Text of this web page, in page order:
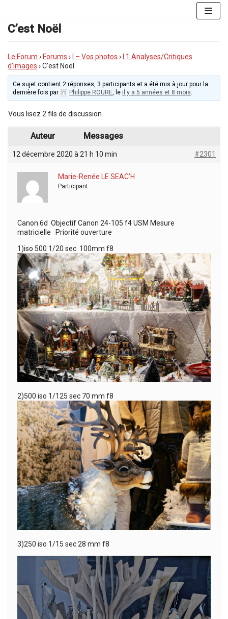
au
contenu
C’est Noël
Le Forum › Forums › I – Vos photos ›
I.1 Analyses/Critiques
d’images ›C’est Noël
Ce sujet contient 2 réponses, 3 participants et a été mis à jour pour la
dernière fois par
Philippe ROURE, le il y a 5 années et 8 mois.
Vous lisez 2 fils de discussion
Auteur Messages
12 décembre 2020 à 21 h 10 min #2301
Marie-Renée LE SEAC’H
Participant
Canon 6d Objectif Canon 24-105 f4 USM Mesure
matricielle Priorité ouverture
1)iso 500 1/20 sec 100mm f8
2)500 iso 1/125 sec 70 mm f8
3)250 iso 1/15 sec 28 mm f8